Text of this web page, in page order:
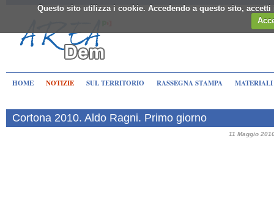
Questo sito utilizza i cookie. Accedendo a questo sito,
HOME NOTIZIE SUL TERRITORIO RASSEGNA STAMPA MATERIALI
Cortona 2010. Aldo Ragni. Primo giorno
11 Maggio